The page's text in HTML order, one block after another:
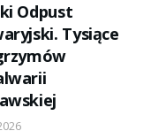
Odpust
Tysiące